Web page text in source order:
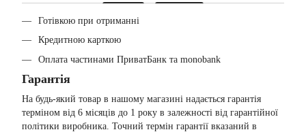
Готівкою при отриманні
Кредитною карткою
Оплата частинами ПриватБанк та monobank
Гарантія
На будь-який товар в нашому магазині надається гарантія
терміном від 6 місяців до 1 року в залежності від гарантійної
політики виробника. Точний термін гарантії вказаний в